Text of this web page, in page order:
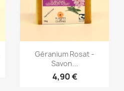
Aperçu rapide
Géranium Rosat -
Savon...
4,90 €